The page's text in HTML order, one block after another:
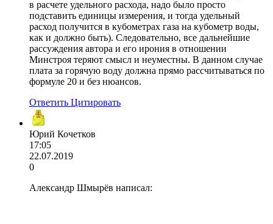
в расчете удельного расхода, надо было просто
подставить единицы измерения, и тогда удельный
расход получится в кубометрах газа на кубометр воды,
как и должно быть). Следовательно, все дальнейшие
рассуждения автора и его ирония в отношении
Минстроя теряют смысл и неуместны. В данном случае
плата за горячую воду должна прямо рассчитываться по
формуле 20 и без нюансов.
Ответить Цитировать
Юрий Кочетков
17:05
22.07.2019
0
Александр Шмырёв написал: